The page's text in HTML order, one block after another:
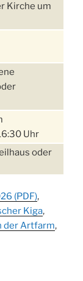
Kirche um
Uhr
oder
(PDF),
Kiga,
der Artfarm,